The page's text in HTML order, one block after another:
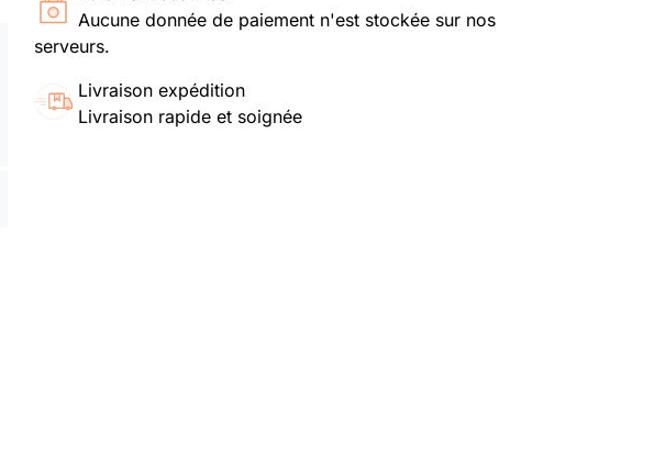
Aucune donnée de paiement n'est stockée sur nos
serveurs.
Livraison expédition
Livraison rapide et soignée